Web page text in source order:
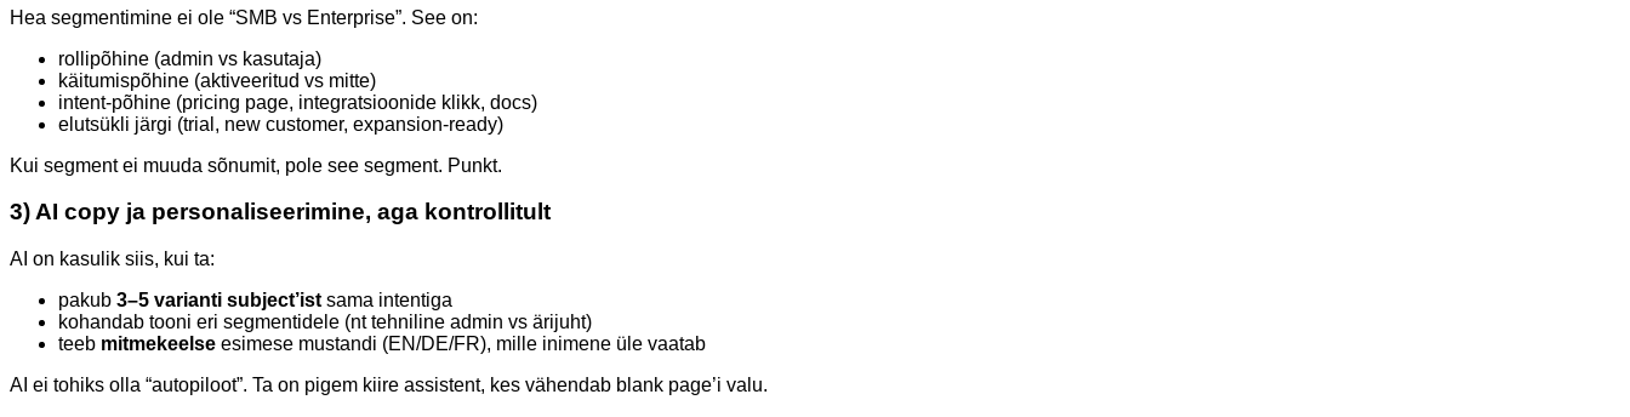
Hea segmentimine ei ole “SMB vs Enterprise”. See on:
rollipõhine (admin vs kasutaja)
käitumispõhine (aktiveeritud vs mitte)
intent-põhine (pricing page, integratsioonide klikk, docs)
elutsükli järgi (trial, new customer, expansion-ready)
Kui segment ei muuda sõnumit, pole see segment. Punkt.
3) AI copy ja personaliseerimine, aga kontrollitult
AI on kasulik siis, kui ta:
pakub 3–5 varianti subject’ist sama intentiga
kohandab tooni eri segmentidele (nt tehniline admin vs ärijuht)
teeb mitmekeelse esimese mustandi (EN/DE/FR), mille inimene üle vaatab
AI ei tohiks olla “autopiloot”. Ta on pigem kiire assistent, kes vähendab blank page’i valu.